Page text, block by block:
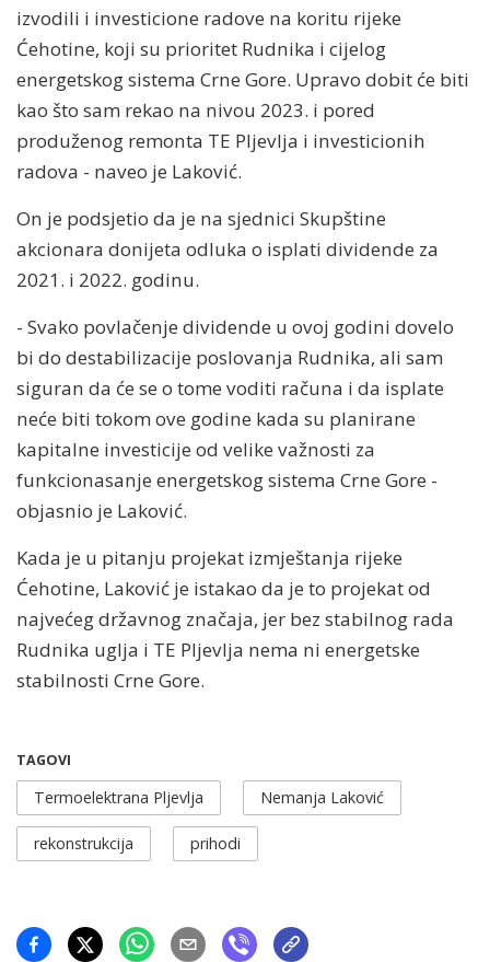
izvodili i investicione radove na koritu rijeke
Ćehotine, koji su prioritet Rudnika i cijelog
energetskog sistema Crne Gore. Upravo dobit će biti
kao što sam rekao na nivou 2023. i pored
produženog remonta TE Pljevlja i investicionih
radova - naveo je Laković.
On je podsjetio da je na sjednici Skupštine
akcionara donijeta odluka o isplati dividende za
2021. i 2022. godinu.
- Svako povlačenje dividende u ovoj godini dovelo
bi do destabilizacije poslovanja Rudnika, ali sam
siguran da će se o tome voditi računa i da isplate
neće biti tokom ove godine kada su planirane
kapitalne investicije od velike važnosti za
funkcionasanje energetskog sistema Crne Gore -
objasnio je Laković.
Kada je u pitanju projekat izmještanja rijeke
Ćehotine, Laković je istakao da je to projekat od
najvećeg državnog značaja, jer bez stabilnog rada
Rudnika uglja i TE Pljevlja nema ni energetske
stabilnosti Crne Gore.
TAGOVI
Termoelektrana Pljevlja Nemanja Laković
rekonstrukcija prihodi